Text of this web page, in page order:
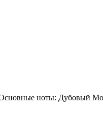
Основные ноты: Дубовый